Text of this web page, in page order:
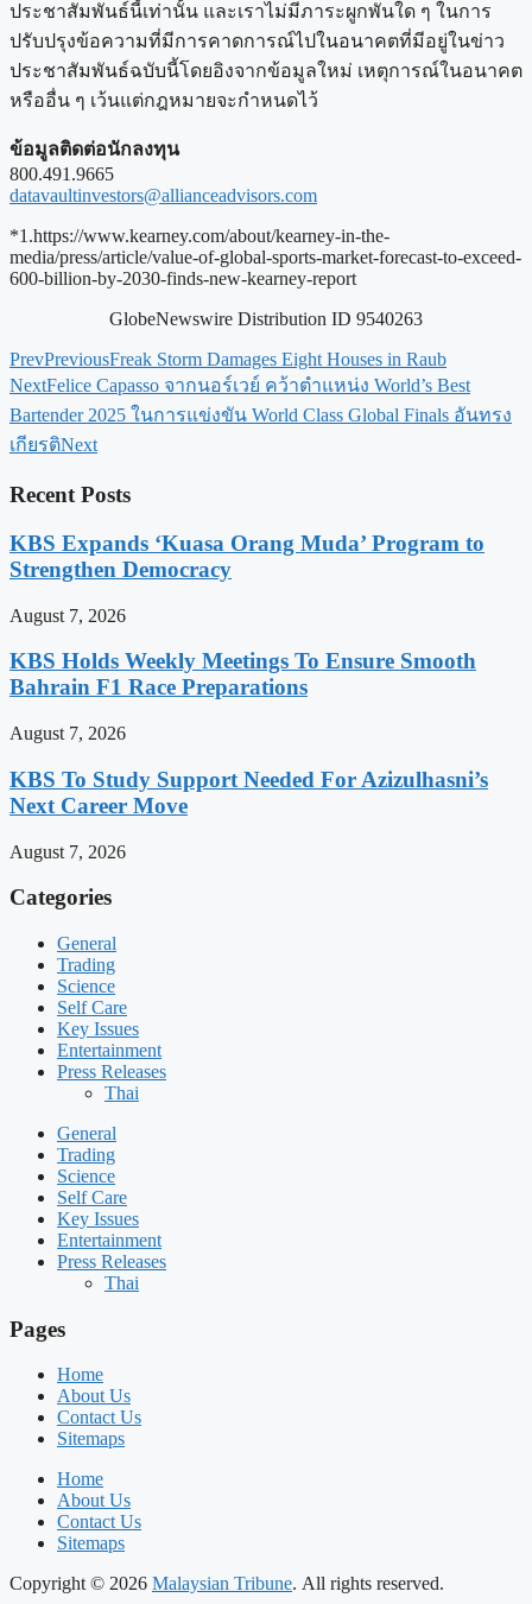
ประชาสัมพันธ์นี้เท่านั้น และเราไม่มีภาระผูกพันใด ๆ ในการ
ปรับปรุงข้อความที่มีการคาดการณ์ไปในอนาคตที่มีอยู่ในข่าว
ประชาสัมพันธ์ฉบับนี้โดยอิงจากข้อมูลใหม่ เหตุการณ์ในอนาคต
หรืออื่น ๆ เว้นแต่กฎหมายจะกำหนดไว้
ข้อมูลติดต่อนักลงทุน
800.491.9665
datavaultinvestors@allianceadvisors.com
*1.https://www.kearney.com/about/kearney-in-the-
media/press/article/value-of-global-sports-market-forecast-to-exceed-
600-billion-by-2030-finds-new-kearney-report
GlobeNewswire Distribution ID 9540263
PrevPreviousFreak Storm Damages Eight Houses in Raub
NextFelice Capasso จากนอร์เวย์ คว้าตำแหน่ง World’s Best
Bartender 2025 ในการแข่งขัน World Class Global Finals อันทรง
เกียรติNext
Recent Posts
KBS Expands ‘Kuasa Orang Muda’ Program to
Strengthen Democracy
August 7, 2026
KBS Holds Weekly Meetings To Ensure Smooth
Bahrain F1 Race Preparations
August 7, 2026
KBS To Study Support Needed For Azizulhasni’s
Next Career Move
August 7, 2026
Categories
General
Trading
Science
Self Care
Key Issues
Entertainment
Press Releases
Thai
General
Trading
Science
Self Care
Key Issues
Entertainment
Press Releases
Thai
Pages
Home
About Us
Contact Us
Sitemaps
Home
About Us
Contact Us
Sitemaps
Copyright © 2026 Malaysian Tribune. All rights reserved.